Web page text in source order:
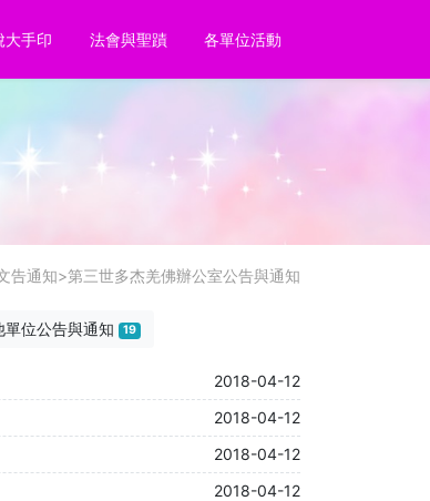
大手印 法會與聖蹟 各單位活動
告通知>第三世多杰羌佛辦公室公告與通知
單位公告與通知 19
2018-04-12
2018-04-12
2018-04-12
2018-04-12